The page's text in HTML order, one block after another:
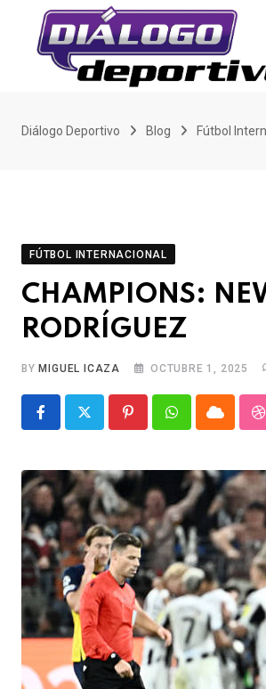
content
Diálogo Deportivo Blog Fútbol
FÚTBOL INTERNACIONAL
CHAMPIONS:
RODRÍGUEZ
BY MIGUEL ICAZA OCTUBRE 1, 2025
PinterestWhatsappCloud